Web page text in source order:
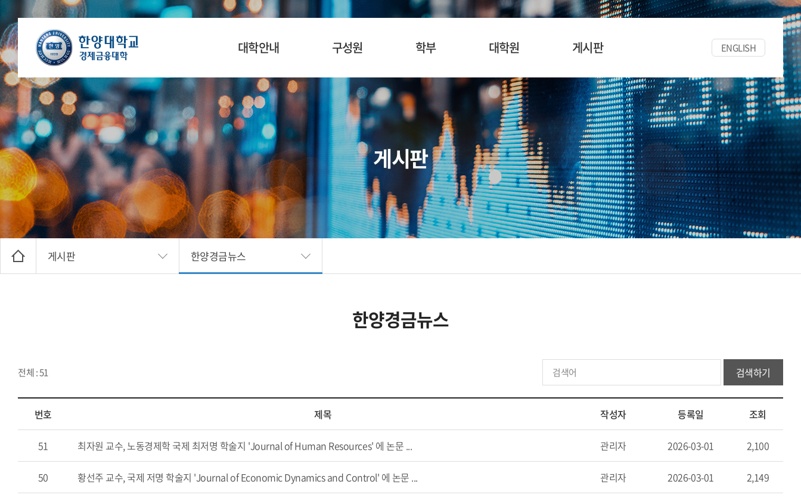
대학안내
학장 인사말
연혁
공간소개
찾아오시는길
구성원
교수
명예교수
겸임/초빙교수
행정팀 직원
학부
입학안내
교육목표
교육과정
관심과목검색
장학안내
SURF
학생활동
대학원
입학안내
교육목표
교육과정
관심과목검색
장학제도
BK21
게시판
공지사항
세미나/워크숍
한양경금뉴스
자료실
ENGLISH
게시판
게시판 한양경금뉴스
한양경금뉴스
전체 : 51 검색하기
번호 제목 작성자 등록일 조회
51 최자원 교수, 노동경제학 국제 최저명 학술지 'Journal of Human Resources' 에 논문 ... 관리자 2026-03-01 2,100
50 황선주 교수, 국제 저명 학술지 'Journal of Economic Dynamics and Control' 에 논문 ... 관리자 2026-03-01 2,149